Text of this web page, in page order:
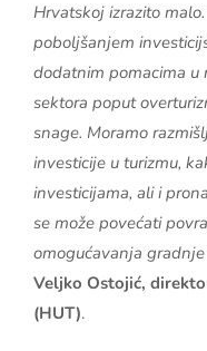
Hrvatskoj izrazito
poboljšanjem
dodatnim pomacima u
sektora poput
snage. Moramo
investicije u turizmu,
investicijama, ali i
se može povećati
omogućavanja
Veljko Ostojić,
(HUT).